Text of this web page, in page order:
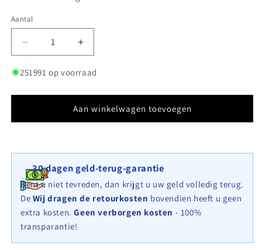
Aantal
Aantal
Aantal
verlagen
voor
schanskorf
2
30
cm
x
20
cm
(L
x
Aantal
verhogen
voor
schanskorf
type
2
30
cm
x
cm
x
251991 op voorraad
Aan winkelwagen toevoegen
30 dagen geld-terug-garantie
Bent u niet tevreden, dan krijgt u uw geld volledig terug.
De Wij dragen de retourkosten bovendien heeft u geen
extra kosten.Geen verborgen kosten - 100%
transparantie!